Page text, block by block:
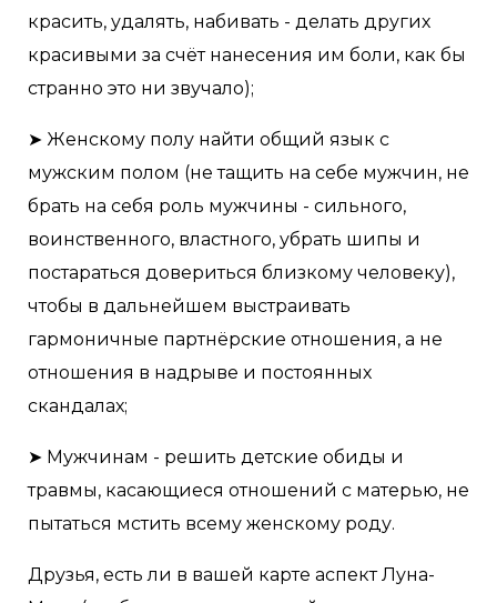
красить, удалять, набивать - делать других
красивыми за счёт нанесения им боли, как бы
странно это ни звучало);
➤ Женскому полу найти общий язык с
мужским полом (не тащить на себе мужчин, не
брать на себя роль мужчины - сильного,
воинственного, властного, убрать шипы и
постараться довериться близкому человеку),
чтобы в дальнейшем выстраивать
гармоничные партнёрские отношения, а не
отношения в надрыве и постоянных
скандалах;
➤ Мужчинам - решить детские обиды и
травмы, касающиеся отношений с матерью, не
пытаться мстить всему женскому роду.
Друзья, есть ли в вашей карте аспект Луна-